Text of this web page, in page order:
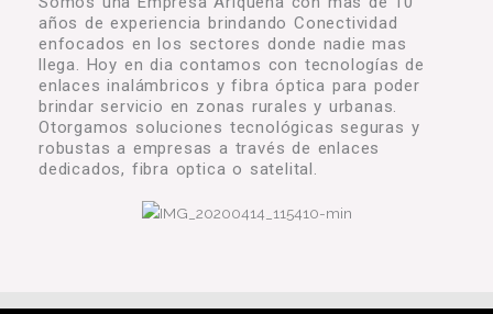
años de experiencia brindando Conectividad
enfocados en los sectores donde nadie mas
llega. Hoy en dia contamos con tecnologías de
enlaces inalámbricos y fibra óptica para poder
brindar servicio en zonas rurales y urbanas.
Otorgamos soluciones tecnológicas seguras y
robustas a empresas a través de enlaces
dedicados, fibra optica o satelital.